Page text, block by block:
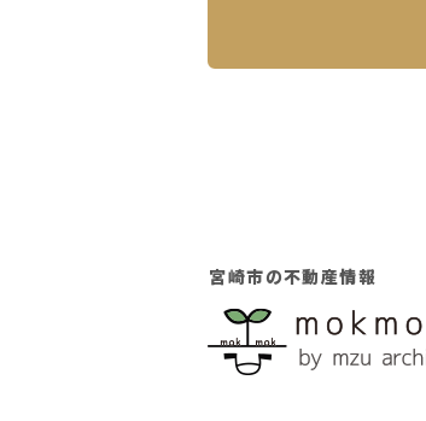
宮崎市の不動産情報